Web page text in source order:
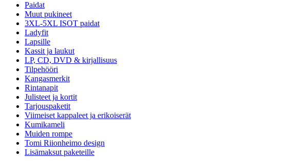
Paidat
Muut pukineet
3XL-5XL ISOT paidat
Ladyfit
Lapsille
Kassit ja laukut
LP, CD, DVD & kirjallisuus
Tilpehööri
Kangasmerkit
Rintanapit
Julisteet ja kortit
Tarjouspaketit
Viimeiset kappaleet ja erikoiserät
Kumikameli
Muiden rompe
Tomi Riionheimo design
Lisämaksut paketeille